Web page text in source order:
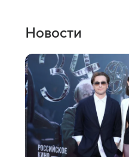
Новости